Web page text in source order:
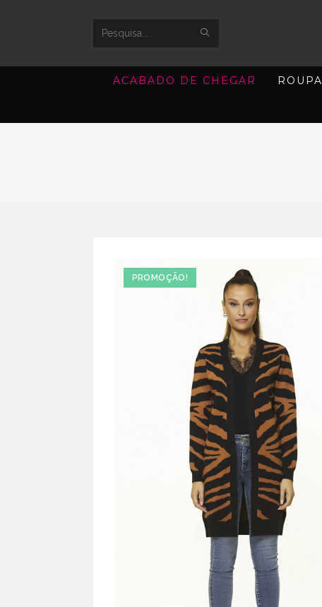
Search
ACABADO DE CHEGAR ROUPA
PROMOÇÃO!